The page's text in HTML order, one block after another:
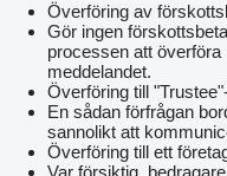
Överföring av
Gör ingen
processen att
meddelandet.
Överföring till
En sådan förfrågan
sannolikt att
Överföring till ett